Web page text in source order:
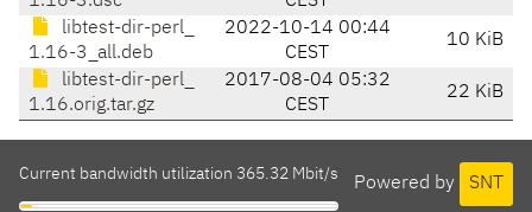
libtest-dir-perl_
1.16-3_all.deb
2022-10-14 00:44
CEST
10 KiB
libtest-dir-perl_
1.16.orig.tar.gz
2017-08-04 05:32
CEST
22 KiB
Powered by SNT
Current bandwidth utilization 365.32 Mbit/s